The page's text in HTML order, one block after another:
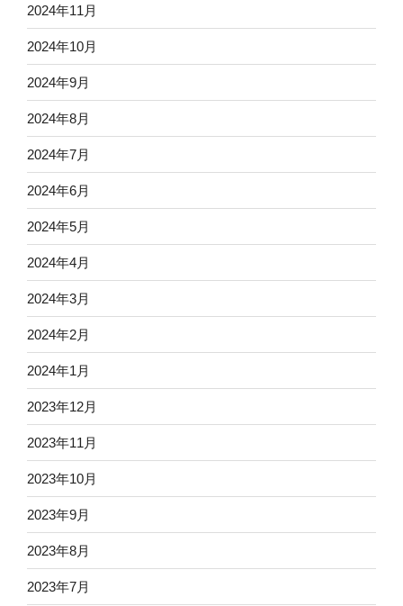
2024年11月
2024年10月
2024年9月
2024年8月
2024年7月
2024年6月
2024年5月
2024年4月
2024年3月
2024年2月
2024年1月
2023年12月
2023年11月
2023年10月
2023年9月
2023年8月
2023年7月